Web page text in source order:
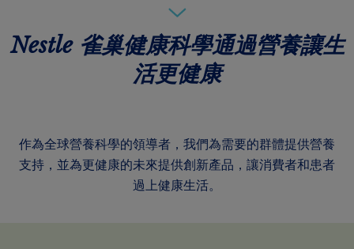
Nestle 雀巢健康科學通過營養讓生
活更健康
作為全球營養科學的領導者，我們為需要的群體提供營養
支持，並為更健康的未來提供創新產品，讓消費者和患者
過上健康生活。